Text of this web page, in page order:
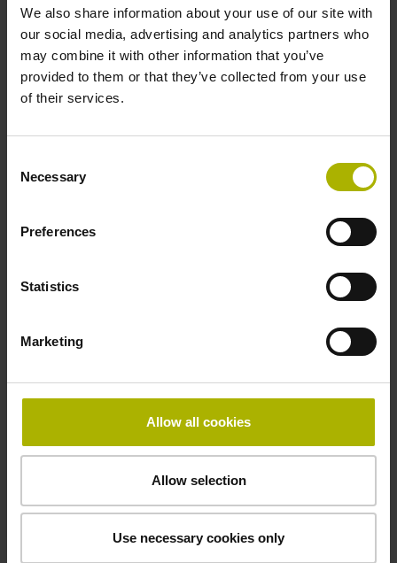
We also share information about your use of our site with
our social media, advertising and analytics partners who
may combine it with other information that you’ve
provided to them or that they’ve collected from your use
of their services.
Selection
Necessary
Preferences
Statistics
Marketing
Allow all cookies
Allow selection
Use necessary cookies only
Referenzmarkenlage
in der Mitte der Messlänge
Dicke
Downloads / CAD / Montage
Anschlussmaße